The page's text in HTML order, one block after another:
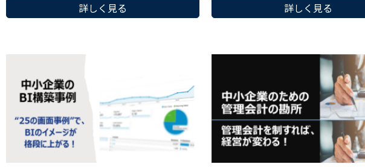
詳しく見る 詳しく見る